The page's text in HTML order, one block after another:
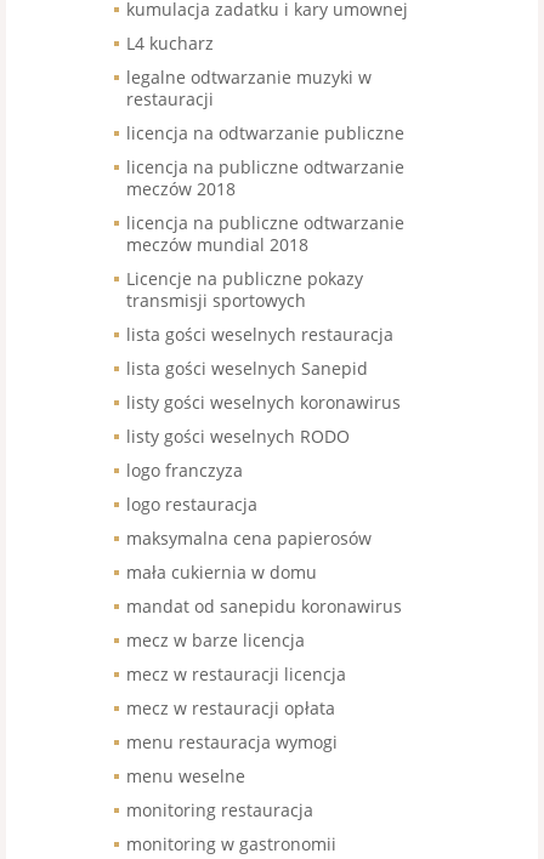
kumulacja zadatku i kary umownej
L4 kucharz
legalne odtwarzanie muzyki w
restauracji
licencja na odtwarzanie publiczne
licencja na publiczne odtwarzanie
meczów 2018
licencja na publiczne odtwarzanie
meczów mundial 2018
Licencje na publiczne pokazy
transmisji sportowych
lista gości weselnych restauracja
lista gości weselnych Sanepid
listy gości weselnych koronawirus
listy gości weselnych RODO
logo franczyza
logo restauracja
maksymalna cena papierosów
mała cukiernia w domu
mandat od sanepidu koronawirus
mecz w barze licencja
mecz w restauracji licencja
mecz w restauracji opłata
menu restauracja wymogi
menu weselne
monitoring restauracja
monitoring w gastronomii